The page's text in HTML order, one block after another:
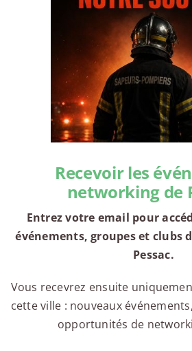
Recevoir les
networking de
Entrez votre email pour
événements, groupes et clubs
Pessac.
Vous recevrez ensuite
cette ville : nouveaux
opportunités de